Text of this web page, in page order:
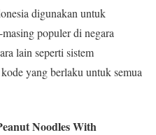
digunakan untuk
populer di negara
lain seperti sistem
yang berlaku untuk semua
Noodles With